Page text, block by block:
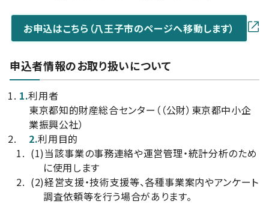
お申込はこちら（八王子市のページへ移動します）
申込者情報のお取り扱いについて
1.利用者
東京都知的財産総合センター（（公財）東京都中小企
業振興公社）
2.利用目的
(1)当該事業の事務連絡や運営管理・統計分析のため
に使用します
(2)経営支援・技術支援等、各種事業案内やアンケート
調査依頼等を行う場合があります。